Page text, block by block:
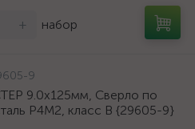
+ набор
9
9.0х125мм, Сверло по
Р4М2, класс В {29605-9}